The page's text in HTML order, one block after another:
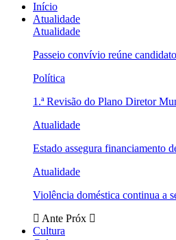
Início
Atualidade
Atualidade
Passeio convívio reúne
Política
1.ª Revisão do Plano Diretor
Atualidade
Estado assegura financiamento
Atualidade
Violência doméstica continua a
Ante Próx
Cultura